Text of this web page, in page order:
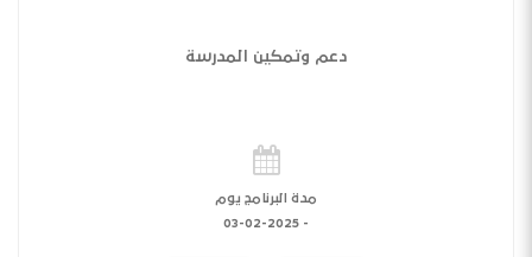
دعم وتمكين المدرسة
مدة البرنامج يوم
-
03-02-2025